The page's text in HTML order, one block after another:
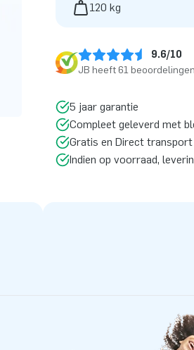
120 kg
9.6/10
JB heeft 61
5 jaar garantie
Compleet geleverd met
Gratis en Direct transport
Indien op voorraad,